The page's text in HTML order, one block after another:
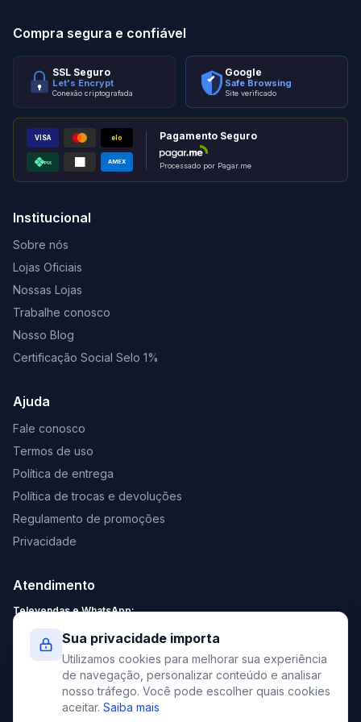
Compra segura e confiável
SSL Seguro
Let's Encrypt
Conexão criptografada
Google
Safe Browsing
Site verificado
VISA elo
PIX AMEX
Pagamento Seguro
Processado por Pagar.me
Institucional
Sobre nós
Lojas Oficiais
Nossas Lojas
Trabalhe conosco
Nosso Blog
Certificação Social Selo 1%
Ajuda
Fale conosco
Termos de uso
Política de entrega
Política de trocas e devoluções
Regulamento de promoções
Privacidade
Atendimento
Televendas e WhatsApp:
Sábado: 9:00 - 13:00
contato@elevato.com.br
+55 51 4042-9413
Sua privacidade importa
Utilizamos cookies para melhorar sua experiência
de navegação, personalizar conteúdo e analisar
nosso tráfego. Você pode escolher quais cookies
aceitar. Saiba mais